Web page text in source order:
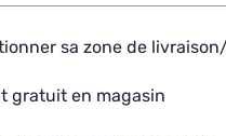
sa zone de
gratuit en magasin